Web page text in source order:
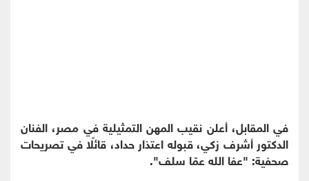
في المقابل، أعلن نقيب المهن التمثيلية في مصر، الفنان
الدكتور أشرف زكي، قبوله اعتذار حداد، قائلًا في تصريحات
صحفية: "عفا الله عمّا سلف".